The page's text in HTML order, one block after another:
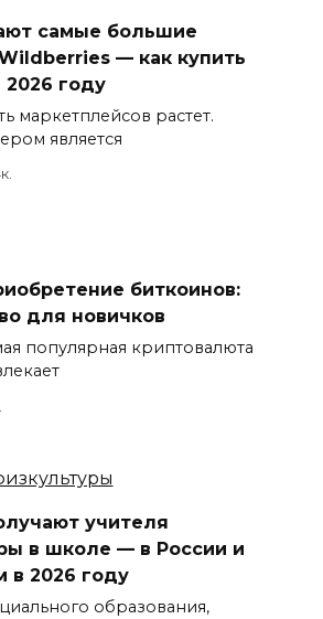
самые большие
— как купить
году
маркетплейсов растет.
является
биткоинов:
для новичков
популярная криптовалюта
учителя
в школе — в России и
в 2026 году
образования,